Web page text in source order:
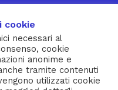
– 00153 ROMA – tel. 06
c.f. 92000450582
cookie
necessari al
cookie
anonime e
tramite contenuti
utilizzati cookie